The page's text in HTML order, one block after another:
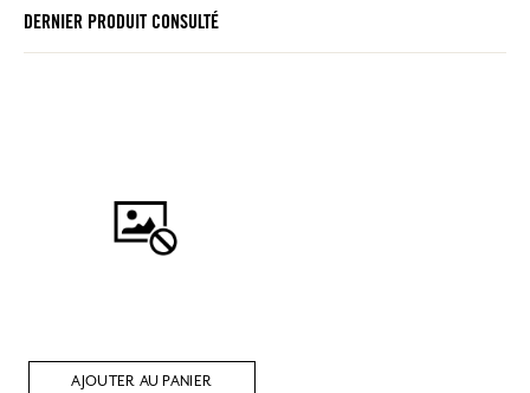
DERNIER PRODUIT CONSULTÉ
AJOUTER AU PANIER